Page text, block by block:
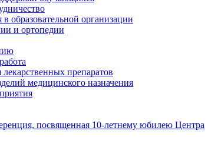
образовательной организации
и ортопедии
препаратов
медицинского назначения
посвященная 10-летнему юбилею Центра